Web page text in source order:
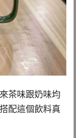
茶味跟奶味均
配這個飲料真